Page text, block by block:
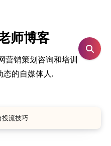
师博客
营销策划咨询和培训
态的自媒体人.
投流技巧